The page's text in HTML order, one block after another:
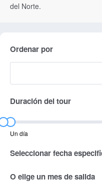
del Norte.
Ordenar por
Duración del tour
Un día
Seleccionar fecha
O elige un mes de salida